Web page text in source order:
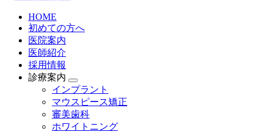
HOME
初めての方へ
医院案内
医師紹介
採用情報
診療案内
インプラント
マウスピース矯正
審美歯科
ホワイトニング